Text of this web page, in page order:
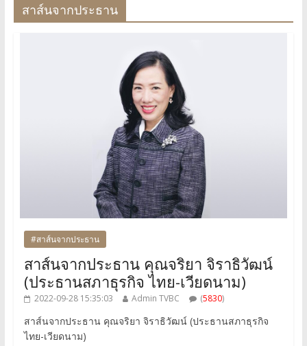
สาส์นจากประธาน
#สาส์นจากประธาน
สาส์นจากประธาน คุณจริยา จิราธิวัฒน์
(ประธานสภาธุรกิจ ไทย-เวียดนาม)
2022-09-28 15:35:03 Admin TVBC (5830)
สาส์นจากประธาน คุณจริยา จิราธิวัฒน์ (ประธานสภาธุรกิจ
ไทย-เวียดนาม)